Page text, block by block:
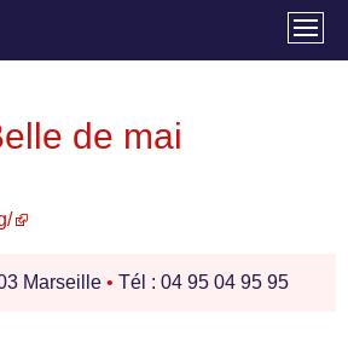
de mai
Marseille • Tél : 04 95 04 95 95